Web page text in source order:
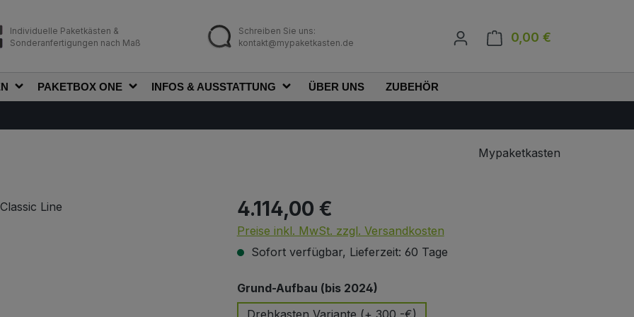
Individuelle Paketkästen &
Sonderanfertigungen nach Maß
Schreiben Sie uns:
kontakt@mypaketkasten.de
0,00 €
PAKETBOX ONE INFOS & AUSSTATTUNG ÜBER UNS ZUBEHÖR
Mypaketkasten
Regulärer Preis:
4.114,00 €
Preise inkl. MwSt. zzgl. Versandkosten
Sofort verfügbar, Lieferzeit: 60 Tage
Grund-Aufbau (bis 2024)auswählen